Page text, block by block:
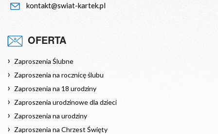
kontakt@swiat-kartek.pl
OFERTA
Zaproszenia Ślubne
Zaproszenia na rocznicę ślubu
Zaproszenia na 18 urodziny
Zaproszenia urodzinowe dla dzieci
Zaproszenia na urodziny
Zaproszenia na Chrzest Święty